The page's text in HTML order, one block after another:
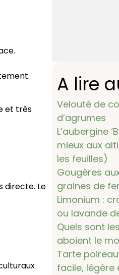
et très
directe. Le
A lire
Velouté de
d’agrumes
L’aubergine
mieux aux
les feuilles)
Gougères
graines de
Limonium :
ou lavande
Quels sont
aboient le
Tarte
facile, légère